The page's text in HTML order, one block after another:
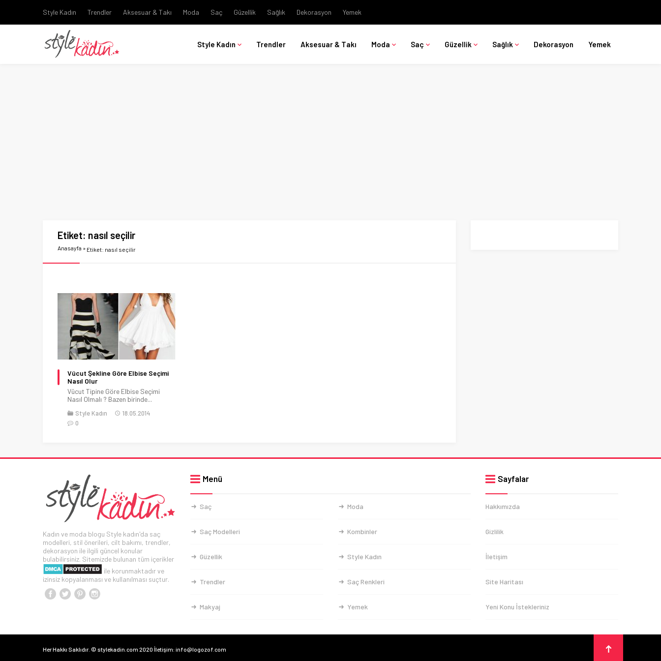
Style Kadın Trendler Aksesuar & Takı Moda Saç Güzellik Sağlık Dekorasyon Yemek
Style Kadın Trendler Aksesuar & Takı Moda Saç Güzellik Sağlık Dekorasyon Yemek
Etiket: nasıl seçilir
Anasayfa » Etiket: nasıl seçilir
Vücut Şekline Göre Elbise Seçimi
Nasıl Olur
Vücut Tipine Göre Elbise Seçimi
Nasıl Olmalı ? Bazen birinde...
Style Kadın
18.05.2014
0
Kadın ve moda blogu Style kadın'da saç
modelleri, stil önerileri, cilt bakımı, trendler,
dekorasyon ile ilgili güncel konular
bulabilirsiniz. Sitemizde bulunan tüm içerikler
ile korunmaktadır ve
izinsiz kopyalanması ve kullanılması suçtur.
Menü
Saç Moda
Saç Modelleri Kombinler
Güzellik Style Kadın
Trendler Saç Renkleri
Makyaj Yemek
Sayfalar
Hakkımızda
Gizlilik
İletişim
Site Haritası
Yeni Konu İstekleriniz
Her Hakkı Saklıdır. © stylekadin.com 2020 İletişim: info@logozof.com